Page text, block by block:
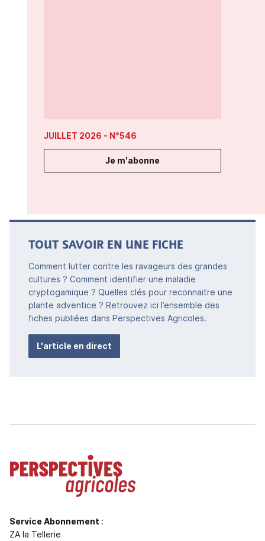
JUILLET 2026 - N°546
Je m'abonne
TOUT SAVOIR EN UNE FICHE
Comment lutter contre les ravageurs des grandes
cultures ? Comment identifier une maladie
cryptogamique ? Quelles clés pour reconnaitre une
plante adventice ? Retrouvez ici l’ensemble des
fiches publiées dans Perspectives Agricoles.
L'article en direct
Service Abonnement :
ZA la Tellerie